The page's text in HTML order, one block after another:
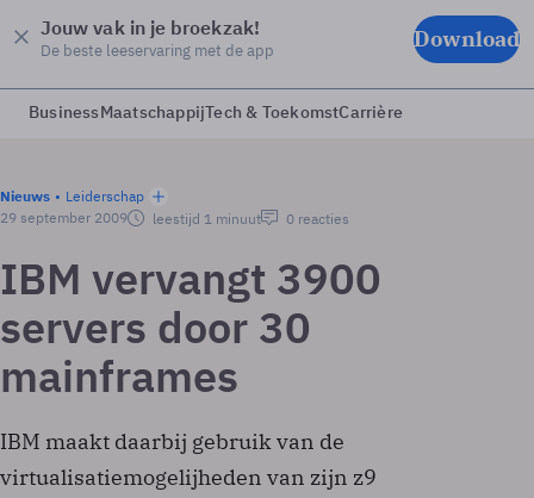
Jouw vak in je broekzak!
De beste leeservaring met de app Download
BusinessMaatschappijTech & ToekomstCarrière
Nieuws
Leiderschap
29 september 2009
leestijd 1 minuut 0 reacties
IBM vervangt 3900
servers door 30
mainframes
IBM maakt daarbij gebruik van de
virtualisatiemogelijheden van zijn z9